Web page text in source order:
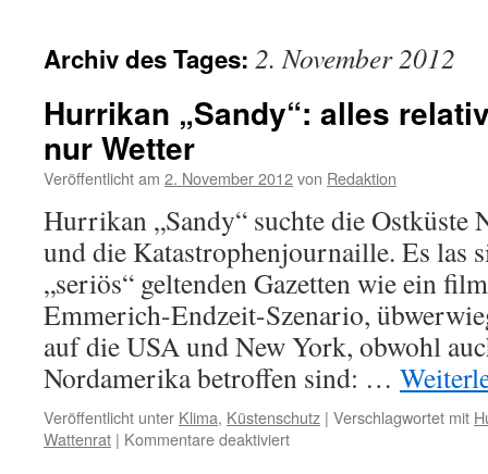
Archiv des Tages: 2. November 2012
Hurrikan „Sandy“: alles
nur Wetter
Veröffentlicht am 2. November 2012von Redaktion
Hurrikan „Sandy“ suchte die Ostküste
und die Katastrophenjournaille. Es las
„seriös“ geltenden Gazetten wie ein
Emmerich-Endzeit-Szenario,
auf die USA und New York, obwohl
Nordamerika betroffen sind: …
Veröffentlicht unter Klima, Küstenschutz | Verschlagwortet mit
Wattenrat | Kommentare deaktiviertfür